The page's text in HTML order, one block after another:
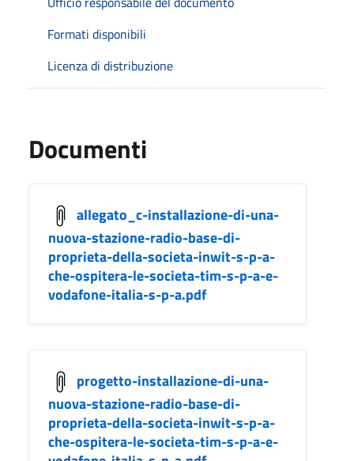
Formati disponibili
Licenza di distribuzione
Documenti
allegato_c-installazione-di-una-
nuova-stazione-radio-base-di-
proprieta-della-societa-inwit-s-p-a-
che-ospitera-le-societa-tim-s-p-a-e-
vodafone-italia-s-p-a.pdf
progetto-installazione-di-una-
nuova-stazione-radio-base-di-
proprieta-della-societa-inwit-s-p-a-
che-ospitera-le-societa-tim-s-p-a-e-